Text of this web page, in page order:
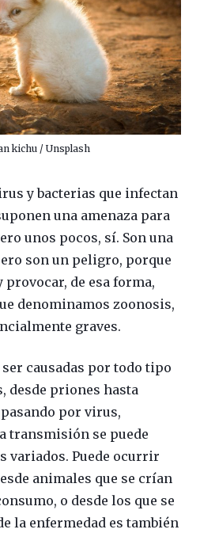
kichu / Unsplash
y bacterias que infectan
una amenaza para
unos pocos, sí. Son una
son un peligro, porque
de esa forma,
denominamos zoonosis,
graves.
causadas por todo tipo
desde priones hasta
por virus,
transmisión se puede
variados. Puede ocurrir
animales que se crían
o desde los que se
la enfermedad es también